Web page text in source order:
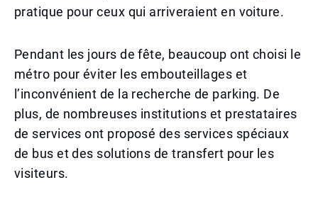
pratique pour ceux qui arriveraient en voiture.
Pendant les jours de fête, beaucoup ont choisi le
métro pour éviter les embouteillages et
l’inconvénient de la recherche de parking. De
plus, de nombreuses institutions et prestataires
de services ont proposé des services spéciaux
de bus et des solutions de transfert pour les
visiteurs.